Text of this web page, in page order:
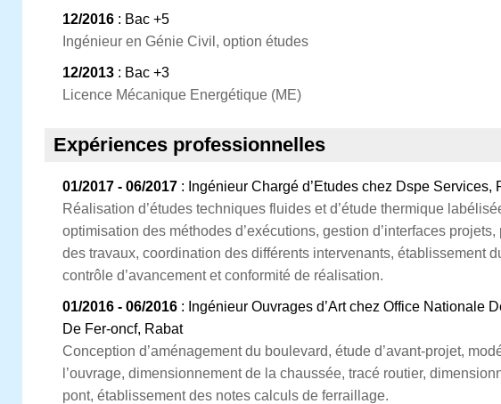
12/2016 : Bac +5
Ingénieur en Génie Civil, option études
12/2013 : Bac +3
Licence Mécanique Energétique (ME)
Expériences professionnelles
01/2017 - 06/2017 : Ingénieur Chargé d’Etudes chez Dspe Services,
Réalisation d’études techniques fluides et d’étude thermique
optimisation des méthodes d’exécutions, gestion d’interfaces
des travaux, coordination des différents intervenants, établissement
contrôle d’avancement et conformité de réalisation.
01/2016 - 06/2016 : Ingénieur Ouvrages d’Art chez Office Nationale
De Fer-oncf, Rabat
Conception d’aménagement du boulevard, étude d’avant-projet,
l’ouvrage, dimensionnement de la chaussée, tracé routier,
pont, établissement des notes calculs de ferraillage.